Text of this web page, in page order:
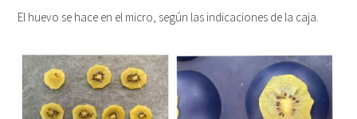
El huevo se hace en el micro, según las indicaciones de la caja.